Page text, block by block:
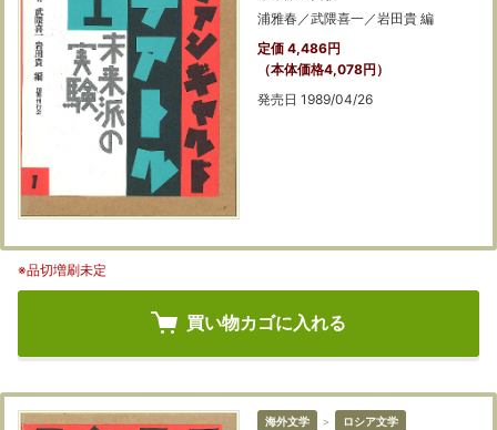
浦雅春／武隈喜一／岩田貴 編
定価 4,486円
（本体価格4,078円）
発売日 1989/04/26
※品切増刷未定
買い物カゴに入れる
海外文学 ＞ ロシア文学